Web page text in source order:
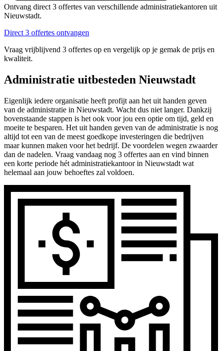
Ontvang direct 3 offertes van verschillende administratiekantoren uit
Nieuwstadt.
Direct 3 offertes ontvangen
Vraag vrijblijvend 3 offertes op en vergelijk op je gemak de prijs en
kwaliteit.
Administratie uitbesteden Nieuwstadt
Eigenlijk iedere organisatie heeft profijt aan het uit handen geven
van de administratie in Nieuwstadt. Wacht dus niet langer. Dankzij
bovenstaande stappen is het ook voor jou een optie om tijd, geld en
moeite te besparen. Het uit handen geven van de administratie is nog
altijd tot een van de meest goedkope investeringen die bedrijven
maar kunnen maken voor het bedrijf. De voordelen wegen zwaarder
dan de nadelen. Vraag vandaag nog 3 offertes aan en vind binnen
een korte periode hét administratiekantoor in Nieuwstadt wat
helemaal aan jouw behoeftes zal voldoen.